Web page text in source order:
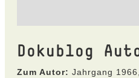
Dokublog
Zum Autor: Jahrgang